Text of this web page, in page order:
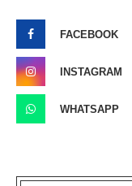
FACEBOOK
INSTAGRAM
WHATSAPP